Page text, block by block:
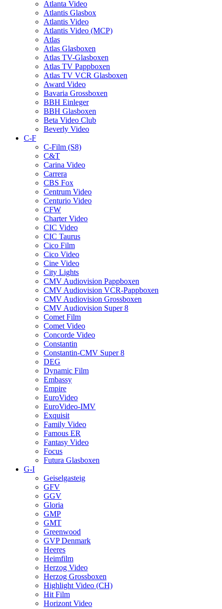
Atlanta Video
Atlantis Glasbox
Atlantis Video
Atlantis Video (MCP)
Atlas
Atlas Glasboxen
Atlas TV-Glasboxen
Atlas TV Pappboxen
Atlas TV VCR Glasboxen
Award Video
Bavaria Grossboxen
BBH Einleger
BBH Glasboxen
Beta Video Club
Beverly Video
C-F
C-Film (S8)
C&T
Carina Video
Carrera
CBS Fox
Centrum Video
Centurio Video
CFW
Charter Video
CIC Video
CIC Taurus
Cico Film
Cico Video
Cine Video
City Lights
CMV Audiovision Pappboxen
CMV Audiovision VCR-Pappboxen
CMV Audiovision Grossboxen
CMV Audiovision Super 8
Comet Film
Comet Video
Concorde Video
Constantin
Constantin-CMV Super 8
DEG
Dynamic Film
Embassy
Empire
EuroVideo
EuroVideo-IMV
Exquisit
Family Video
Famous ER
Fantasy Video
Focus
Futura Glasboxen
G-I
Geiselgasteig
GFV
GGV
Gloria
GMP
GMT
Greenwood
GVP Denmark
Heeres
Heimfilm
Herzog Video
Herzog Grossboxen
Highlight Video (CH)
Hit Film
Horizont Video